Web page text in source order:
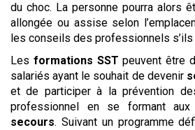
du choc. La personne pourra alors
allongée ou assise selon
les conseils des professionnels
Les formations SST peuvent être
salariés ayant le souhait de devenir
et de participer à la prévention
professionnel en se formant aux
secours. Suivant un programme